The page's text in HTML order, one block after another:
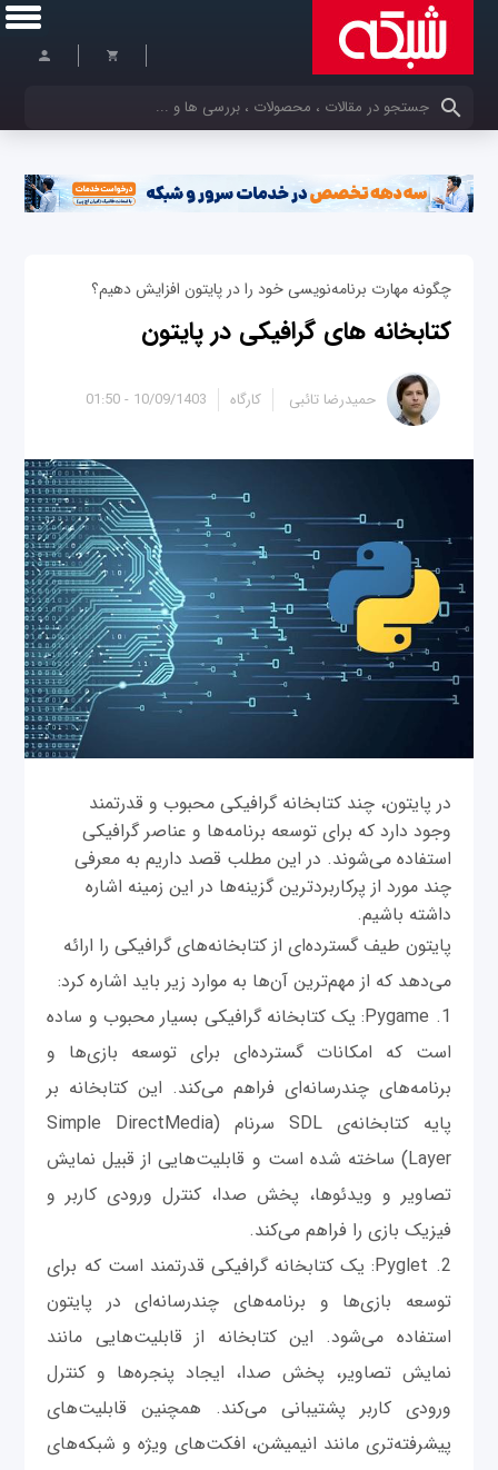
کلمات کلیدی خود را وارد کنید
چگونه مهارت برنامه‌نویسی خود را در پایتون افزایش دهیم؟
کتابخانه های گرافیکی در پایتون
10/09/1403 - 01:50 حمیدرضا تائبی کارگاه
در پایتون، چند کتابخانه گرافیکی محبوب و قدرتمند
وجود دارد که برای توسعه برنامه‌ها و عناصر گرافیکی
استفاده می‌شوند. در این مطلب قصد داریم به معرفی
چند مورد از پرکاربردترین گزینه‌ها در این زمینه اشاره
داشته باشیم.
پایتون طیف گسترده‌ای از کتابخانه‌های گرافیکی را ارائه
می‌دهد که از مهم‌ترین آن‌ها به موارد زیر باید اشاره کرد:
1. Pygame: یک کتابخانه گرافیکی بسیار محبوب و ساده
است که امکانات گسترده‌ای برای توسعه بازی‌ها و
برنامه‌های چندرسانه‌ای فراهم می‌کند. این کتابخانه بر
پایه کتابخانه‌ی SDL سرنام (Simple DirectMedia
Layer) ساخته شده است و قابلیت‌هایی از قبیل نمایش
تصاویر و ویدئوها، پخش صدا، کنترل ورودی کاربر و
فیزیک بازی را فراهم می‌کند.
2. Pyglet: یک کتابخانه گرافیکی قدرتمند است که برای
توسعه بازی‌ها و برنامه‌های چندرسانه‌ای در پایتون
استفاده می‌شود. این کتابخانه از قابلیت‌هایی مانند
نمایش تصاویر، پخش صدا، ایجاد پنجره‌ها و کنترل
ورودی کاربر پشتیبانی می‌کند. همچنین قابلیت‌های
پیشرفته‌تری مانند انیمیشن، افکت‌های ویژه و شبکه‌های